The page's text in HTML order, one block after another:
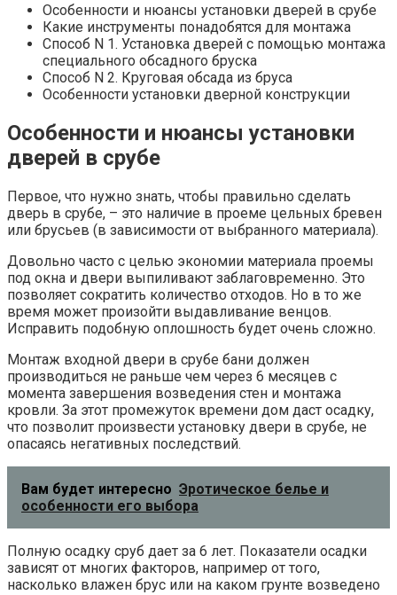
Особенности и нюансы установки дверей в срубе
Какие инструменты понадобятся для монтажа
Способ N 1. Установка дверей с помощью монтажа
специального обсадного бруска
Способ N 2. Круговая обсада из бруса
Особенности установки дверной конструкции
Особенности и нюансы установки
дверей в срубе
Первое, что нужно знать, чтобы правильно сделать
дверь в срубе, – это наличие в проеме цельных бревен
или брусьев (в зависимости от выбранного материала).
Довольно часто с целью экономии материала проемы
под окна и двери выпиливают заблаговременно. Это
позволяет сократить количество отходов. Но в то же
время может произойти выдавливание венцов.
Исправить подобную оплошность будет очень сложно.
Монтаж входной двери в срубе бани должен
производиться не раньше чем через 6 месяцев с
момента завершения возведения стен и монтажа
кровли. За этот промежуток времени дом даст осадку,
что позволит произвести установку двери в срубе, не
опасаясь негативных последствий.
Вам будет интересно Эротическое белье и
особенности его выбора
Полную осадку сруб дает за 6 лет. Показатели осадки
зависят от многих факторов, например от того,
насколько влажен брус или на каком грунте возведено